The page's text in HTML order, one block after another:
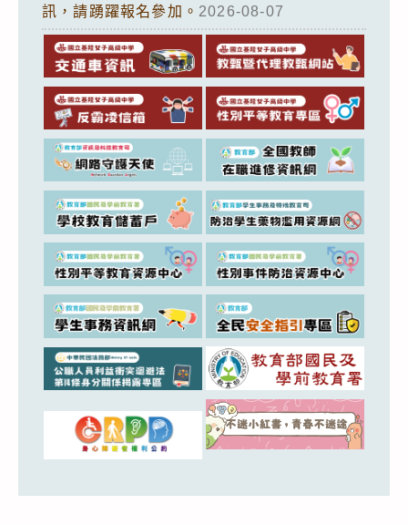
訊，請踴躍報名參加。 2026-08-07